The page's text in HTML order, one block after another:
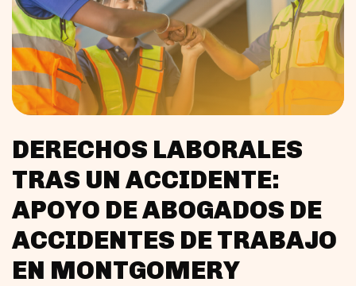
DERECHOS LABORALES
TRAS UN ACCIDENTE:
APOYO DE ABOGADOS DE
ACCIDENTES DE TRABAJO
EN MONTGOMERY